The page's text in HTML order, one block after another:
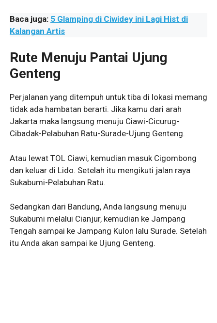
Baca juga: 5 Glamping di Ciwidey ini Lagi Hist di
Kalangan Artis
Rute Menuju Pantai Ujung
Genteng
Perjalanan yang ditempuh untuk tiba di lokasi memang
tidak ada hambatan berarti. Jika kamu dari arah
Jakarta maka langsung menuju Ciawi-Cicurug-
Cibadak-Pelabuhan Ratu-Surade-Ujung Genteng.
Atau lewat TOL Ciawi, kemudian masuk Cigombong
dan keluar di Lido. Setelah itu mengikuti jalan raya
Sukabumi-Pelabuhan Ratu.
Sedangkan dari Bandung, Anda langsung menuju
Sukabumi melalui Cianjur, kemudian ke Jampang
Tengah sampai ke Jampang Kulon lalu Surade. Setelah
itu Anda akan sampai ke Ujung Genteng.